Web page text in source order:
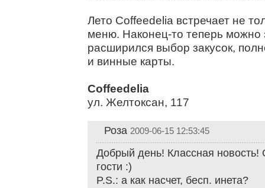
Лето Coffeedelia встречает не
меню. Наконец-то теперь можно
расширился выбор закусок,
и винные карты.
Coffeedelia
ул. Желтоксан, 117
Роза 2009-06-15 12:53:45
Добрый день! Классная
гости :)
P.S.: а как насчет, бесп. инета?